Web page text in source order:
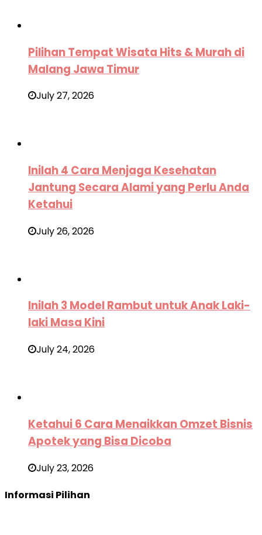
Pilihan Tempat Wisata Hits & Murah di
Malang Jawa Timur
July 27, 2026
Inilah 4 Cara Menjaga Kesehatan
Jantung Secara Alami yang Perlu Anda
Ketahui
July 26, 2026
Inilah 3 Model Rambut untuk Anak Laki-
laki Masa Kini
July 24, 2026
Ketahui 6 Cara Menaikkan Omzet Bisnis
Apotek yang Bisa Dicoba
July 23, 2026
Informasi Pilihan